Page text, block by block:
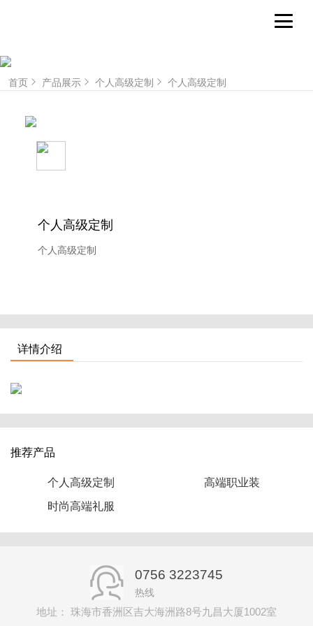
首页 产品展示 个人高级定制 个人高级定制
个人高级定制
个人高级定制
推荐产品
个人高级定制
高端职业装
时尚高端礼服
详情介绍
0756 3223745
热线
地址： 珠海市香洲区吉大海洲路8号九昌大厦1002室